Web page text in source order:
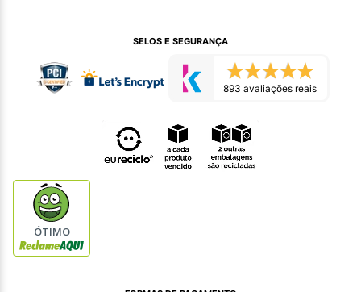
SELOS E SEGURANÇA
893 avaliações reais
ÓTIMO